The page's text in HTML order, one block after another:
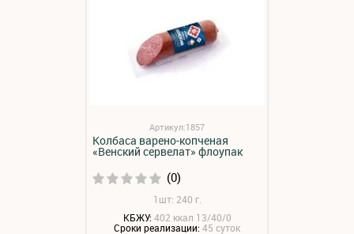
Артикул:1857
Колбаса варено-копченая
«Венский сервелат» флоупак
(0)
1шт: 240 г.
КБЖУ: 402 ккал 13/40/0
Сроки реализации:45 суток